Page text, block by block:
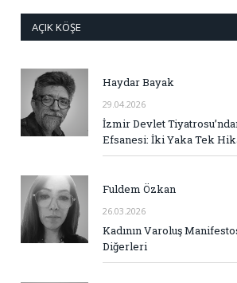
AÇIK KÖŞE
Haydar Bayak
29.04.2026
İzmir Devlet
Efsanesi: İki Yaka Tek
Fuldem Özkan
26.03.2026
Kadının Varoluş
Diğerleri